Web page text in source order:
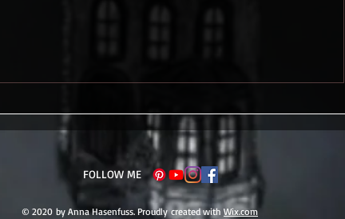
FOLLOW ME
© 2020 by Anna Hasenfuss. Proudly created with Wix.com